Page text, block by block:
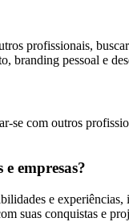
profissionais,
branding pessoal e
com outros
empresas?
e
suas conquistas e